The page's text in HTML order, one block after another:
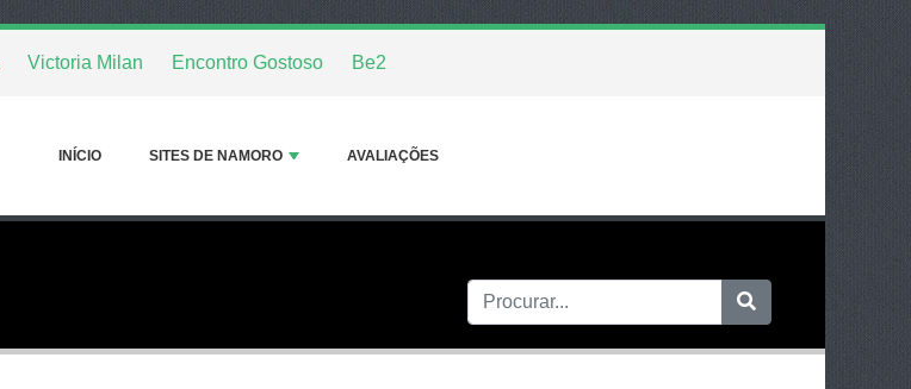
Victoria Milan Encontro Gostoso Be2
INÍCIO SITES DE NAMORO AVALIAÇÕES